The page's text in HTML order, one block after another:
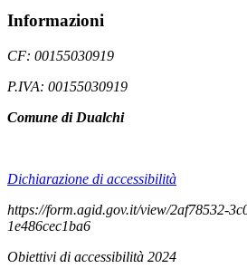
Informazioni
CF: 00155030919
P.IVA: 00155030919
Comune di Dualchi
Dichiarazione di accessibilità
https://form.agid.gov.it/view/2af78532-
1e486cec1ba6
Obiettivi di accessibilità 2024